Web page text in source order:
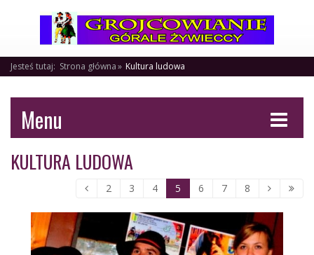
Jesteś tutaj: Strona główna Kultura ludowa
Menu
KULTURA LUDOWA
2 3 4 5 6 7 8